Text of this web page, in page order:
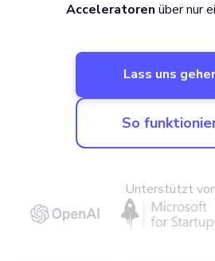
Acceleratoren über nur
Lass uns
So
Unterstützt von